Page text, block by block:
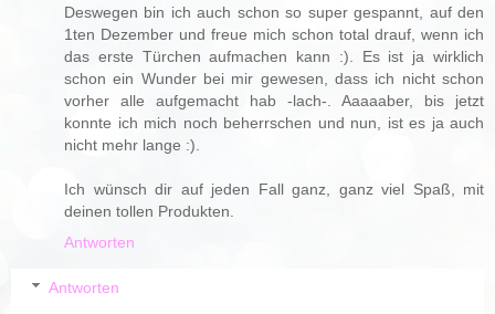
Deswegen bin ich auch schon so super gespannt, auf den
1ten Dezember und freue mich schon total drauf, wenn ich
das erste Türchen aufmachen kann :). Es ist ja wirklich
schon ein Wunder bei mir gewesen, dass ich nicht schon
vorher alle aufgemacht hab -lach-. Aaaaaber, bis jetzt
konnte ich mich noch beherrschen und nun, ist es ja auch
nicht mehr lange :).
Ich wünsch dir auf jeden Fall ganz, ganz viel Spaß, mit
deinen tollen Produkten.
Antworten
Antworten